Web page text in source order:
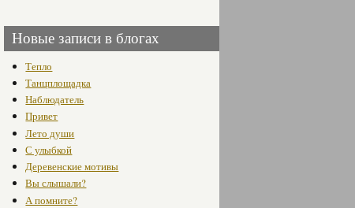
Новые записи в блогах
Тепло
Танцплощадка
Наблюдатель
Привет
Лето души
С улыбкой
Деревенские мотивы
Вы слышали?
А помните?